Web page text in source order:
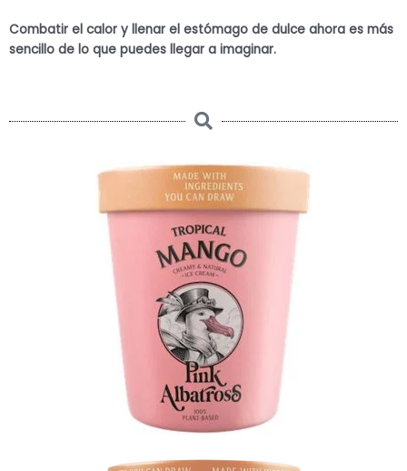
Combatir el calor y llenar el estómago de dulce ahora es más
sencillo de lo que puedes llegar a imaginar.